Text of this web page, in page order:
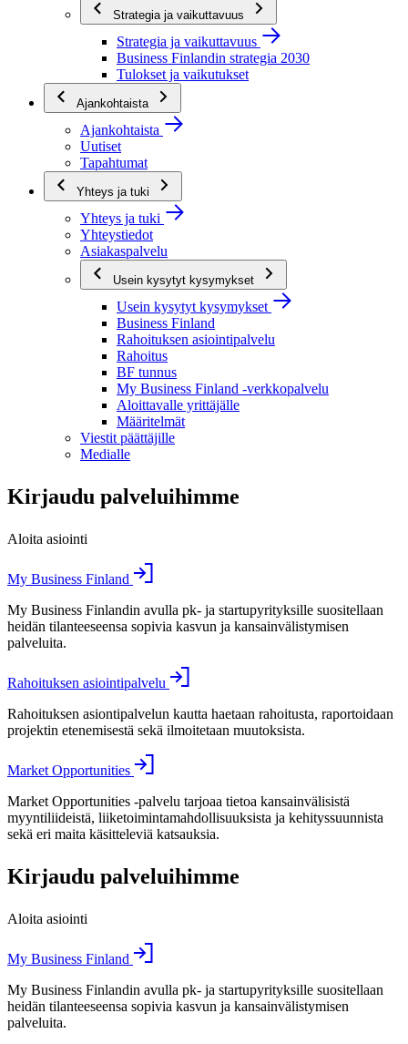
Strategia ja vaikuttavuus
Strategia ja vaikuttavuus
Business Finlandin strategia 2030
Tulokset ja vaikutukset
Ajankohtaista
Ajankohtaista
Uutiset
Tapahtumat
Yhteys ja tuki
Yhteys ja tuki
Yhteystiedot
Asiakaspalvelu
Usein kysytyt kysymykset
Usein kysytyt kysymykset
Business Finland
Rahoituksen asiointipalvelu
Rahoitus
BF tunnus
My Business Finland -verkkopalvelu
Aloittavalle yrittäjälle
Määritelmät
Viestit päättäjille
Medialle
Kirjaudu palveluihimme
Aloita asiointi
My Business Finland
My Business Finlandin avulla pk- ja startupyrityksille suositellaan
heidän tilanteeseensa sopivia kasvun ja kansainvälistymisen
palveluita.
Rahoituksen asiointipalvelu
Rahoituksen asiontipalvelun kautta haetaan rahoitusta, raportoidaan
projektin etenemisestä sekä ilmoitetaan muutoksista.
Market Opportunities
Market Opportunities -palvelu tarjoaa tietoa kansainvälisistä
myyntiliideistä, liiketoimintamahdollisuuksista ja kehityssuunnista
sekä eri maita käsitteleviä katsauksia.
Kirjaudu palveluihimme
Aloita asiointi
My Business Finland
My Business Finlandin avulla pk- ja startupyrityksille suositellaan
heidän tilanteeseensa sopivia kasvun ja kansainvälistymisen
palveluita.